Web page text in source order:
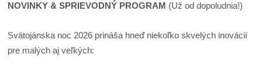
NOVINKY & SPRIEVODNÝ PROGRAM (Už od dopoludnia!)
Svätojánska noc 2026 prináša hneď niekoľko skvelých inovácií
pre malých aj veľkých: